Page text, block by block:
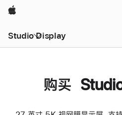
Apple
Studio Display
购买